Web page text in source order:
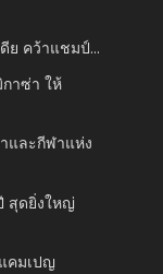
ย คว้าแชมป์...
าซ่า ให้
และกีฬาแห่ง
สุดยิ่งใหญ่
คมเปญ